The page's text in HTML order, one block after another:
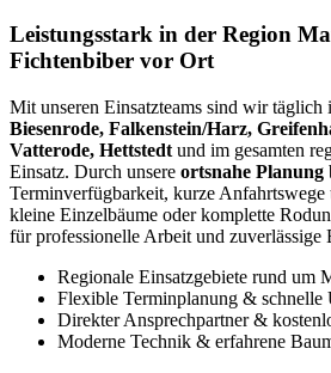
Leistungsstark in der Region
Fichtenbiber vor Ort
Mit unseren Einsatzteams sind wir täglich
Biesenrode, Falkenstein/Harz,
Vatterode, Hettstedt und im gesamten
Einsatz. Durch unsere ortsnahe Planung
Terminverfügbarkeit, kurze Anfahrtswege
kleine Einzelbäume oder komplette
für professionelle Arbeit und zuverlässige
Regionale Einsatzgebiete rund um
Flexible Terminplanung & schnelle
Direkter Ansprechpartner &
Moderne Technik & erfahrene